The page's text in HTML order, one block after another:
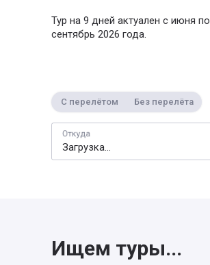
Тур на 9 дней актуален с июня по
сентябрь 2026 года.
С перелётом Без перелёта
Откуда
Ищем туры...